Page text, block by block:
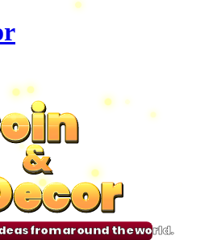
&
&
&
&
from around the world.